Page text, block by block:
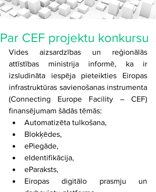
Par CEF projektu konkursu
Vides aizsardzības un reģionālās
attīstības ministrija informē, ka ir
izsludināta iespēja pieteikties Eiropas
infrastruktūras savienošanas instrumenta
(Connecting Europe Facility – CEF)
finansējumam šādās tēmās:
Automatizēta tulkošana,
Blokķēdes,
ePiegāde,
eIdentifikācija,
eParaksts,
Eiropas digitālo prasmju un